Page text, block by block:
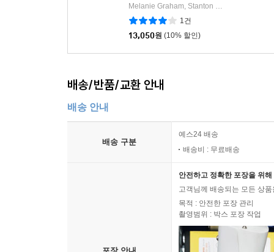
Melanie Graham, Stanton Procter
1건
13,050원 (10% 할인)
배송/반품/교환 안내
배송 안내
배송 구분
예스24 배송
배송비 : 무료배송
안전하고 정확한 포장을 위
고객님께 배송되는 모든 상
목적 : 안전한 포장 관리
촬영범위 : 박스 포장 작업